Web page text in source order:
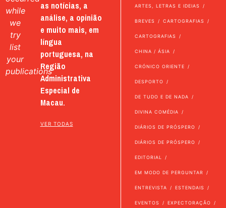
while
we
try
list
your
publications
as notícias, a
análise, a opinião
e muito mais, em
língua
portuguesa, na
Região
Administrativa
Especial de
Macau.
VER TODAS
ARTES, LETRAS E IDEIAS
BREVES CARTOGRAFIAS
CARTOGRAFIAS
CHINA / ÁSIA
CRÓNICO ORIENTE
DESPORTO
DE TUDO E DE NADA
DIVINA COMÉDIA
DIÁRIOS DE PRÓSPERO
DIÁRIOS DE PRÓSPERO
EDITORIAL
EM MODO DE PERGUNTAR
ENTREVISTA ESTENDAIS
EVENTOS EXPECTORAÇÃO